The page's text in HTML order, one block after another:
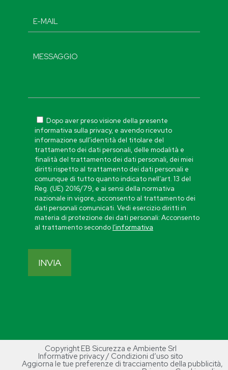
Dopo aver preso visione della presente
informativa sulla privacy, e avendo ricevuto
informazione sull’identità del titolare del
trattamento dei dati personali, delle modalità e
finalità del trattamento dei dati personali, dei miei
diritti rispetto al trattamento dei dati personali e
comunque di tutto quanto indicato nell’art. 13 del
Reg. (UE) 2016/79, e ai sensi della normativa
nazionale in vigore, acconsento al trattamento dei
dati personali comunicati. Vedi esercizio diritti in
materia di protezione dei dati personali: Acconsento
al trattamento secondol’informativa
Copyright EB Sicurezza e Ambiente Srl
Informative privacy / Condizioni d’uso sito
Aggiorna le tue preferenze di tracciamento della pubblicità,